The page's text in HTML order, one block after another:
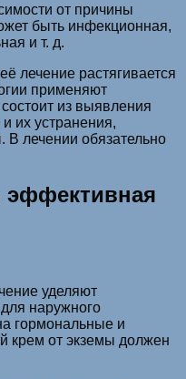
от причины
быть инфекционная,
и т. д.
лечение растягивается
применяют
из выявления
их устранения,
В лечении обязательно
эффективная
уделяют
наружного
гормональные и
крем от экземы должен